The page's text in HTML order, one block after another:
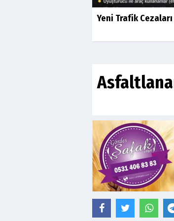
Yeni Trafik